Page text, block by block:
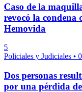
Caso de la
revocó la condena
Hemovida
5
Policiales y Judiciales •
Dos personas
por una pérdida